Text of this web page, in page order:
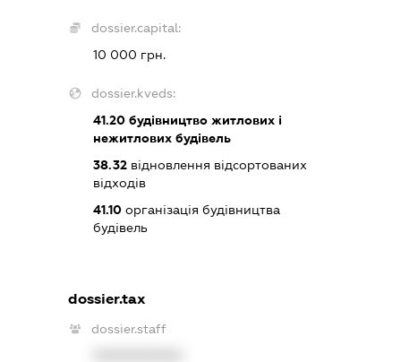
dossier.capital:
10 000 грн.
dossier.kveds:
41.20будівництво житлових і
нежитлових будівель
38.32відновлення відсортованих
відходів
41.10організація будівництва
будівель
dossier.tax
dossier.staff